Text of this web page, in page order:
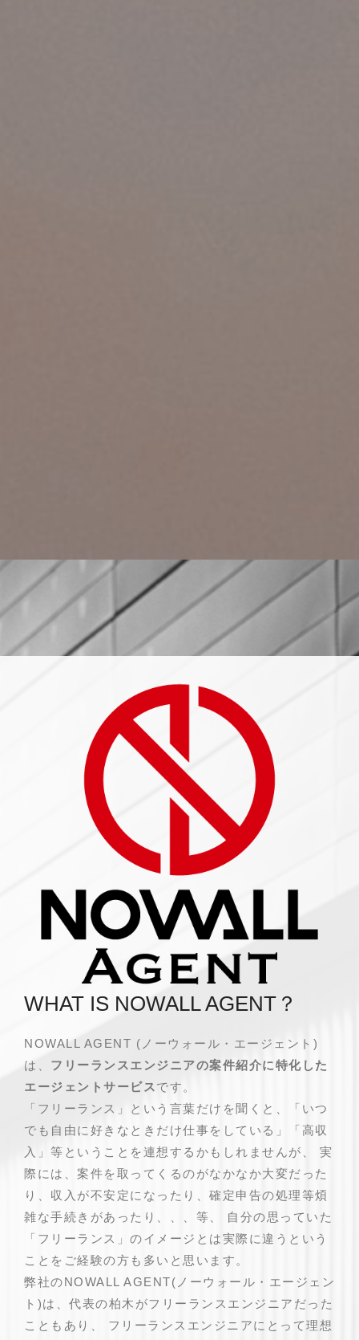
WHAT IS NOWALL AGENT？
NOWALL AGENT (ノーウォール・エージェント)
は、 フリーランスエンジニアの案件紹介に特化した
エージェントサービス です。
「フリーランス」という言葉だけを聞くと、「いつ
でも自由に好きなときだけ仕事をしている」「高収
入」等ということを連想するかもしれませんが、 実
際には、案件を取ってくるのがなかなか大変だった
り、収入が不安定になったり、確定申告の処理等煩
雑な手続きがあったり、、、等、 自分の思っていた
「フリーランス」のイメージとは実際に違うという
ことをご経験の方も多いと思います。
弊社のNOWALL AGENT(ノーウォール・エージェン
ト)は、代表の柏木がフリーランスエンジニアだった
こともあり、 フリーランスエンジニアにとって理想